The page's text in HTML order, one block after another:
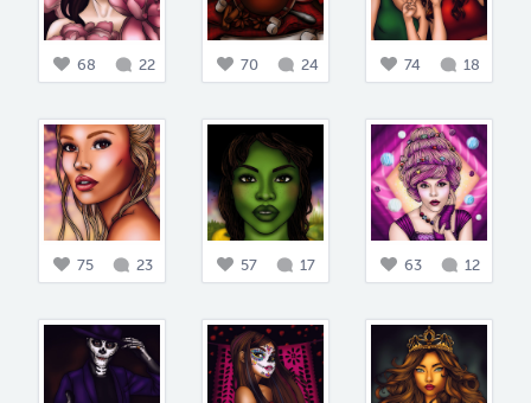
68 22 70 24 74 18
75 23 57 17 63 12